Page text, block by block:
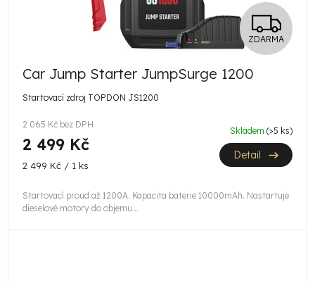
Z
D
M
A
ZDARMA
Car Jump Starter JumpSurge 1200
Startovací zdroj TOPDON JS1200
2 065 Kč bez DPH
2 499 Kč
Měrná
2 499 Kč / 1 ks
Skladem (>5 ks)
Detail
Startovací proud až 1200A. Kapacita baterie 10000mAh. Nastartuje
dieselové motory do objemu...